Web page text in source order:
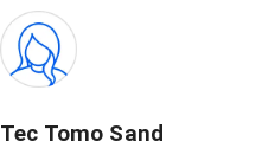
Tec Tomo Sand